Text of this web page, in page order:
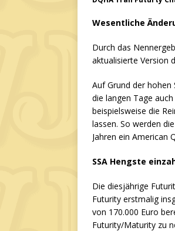
Wesentliche
Durch das
aktualisierte Version
Auf Grund der
die langen Tage
beispielsweise die
lassen. So werden
Jahren ein American
SSA Hengste
Die diesjährige
Futurity erstmalig
von 170.000 Euro
Futurity/Maturity zu